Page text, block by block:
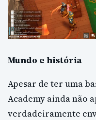
Mundo e história
Apesar de ter uma
Academy ainda não
verdadeiramente